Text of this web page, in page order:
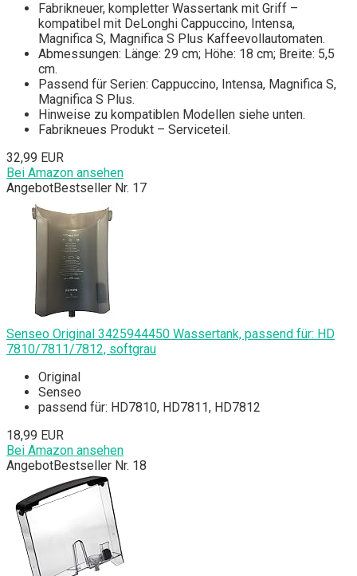
Fabrikneuer, kompletter Wassertank mit Griff –
kompatibel mit DeLonghi Cappuccino, Intensa,
Magnifica S, Magnifica S Plus Kaffeevollautomaten.
Abmessungen: Länge: 29 cm; Höhe: 18 cm; Breite: 5,5
cm.
Passend für Serien: Cappuccino, Intensa, Magnifica S,
Magnifica S Plus.
Hinweise zu kompatiblen Modellen siehe unten.
Fabrikneues Produkt – Serviceteil.
32,99 EUR
Bei Amazon ansehen
AngebotBestseller Nr. 17
Senseo Original 3425944450 Wassertank, passend für: HD
7810/7811/7812, softgrau
Original
Senseo
passend für: HD7810, HD7811, HD7812
18,99 EUR
Bei Amazon ansehen
AngebotBestseller Nr. 18